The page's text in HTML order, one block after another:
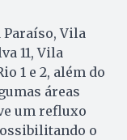
Vila
11, Vila
1 e 2, além do
áreas
um refluxo
o